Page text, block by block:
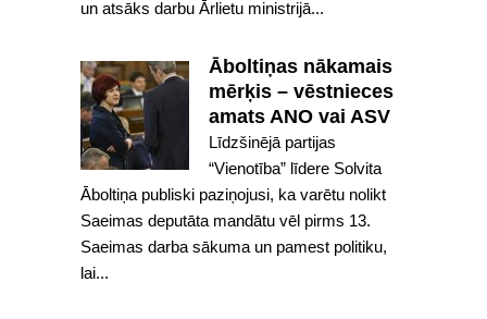
un atsāks darbu Ārlietu ministrijā...
Āboltiņas nākamais
mērķis – vēstnieces
amats ANO vai ASV
Līdzšinējā partijas
“Vienotība” līdere Solvita
Āboltiņa publiski paziņojusi, ka varētu nolikt
Saeimas deputāta mandātu vēl pirms 13.
Saeimas darba sākuma un pamest politiku,
lai...